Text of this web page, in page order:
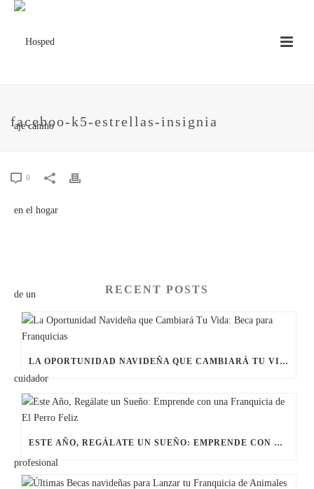
faceboo-k5-estrellas-insignia
0
RECENT POSTS
LA OPORTUNIDAD NAVIDEÑA QUE CAMBIARÁ TU VIDA: BECA PARA FRANQUICIAS
ESTE AÑO, REGÁLATE UN SUEÑO: EMPRENDE CON UNA FRANQUICIA DE EL PERRO FELIZ